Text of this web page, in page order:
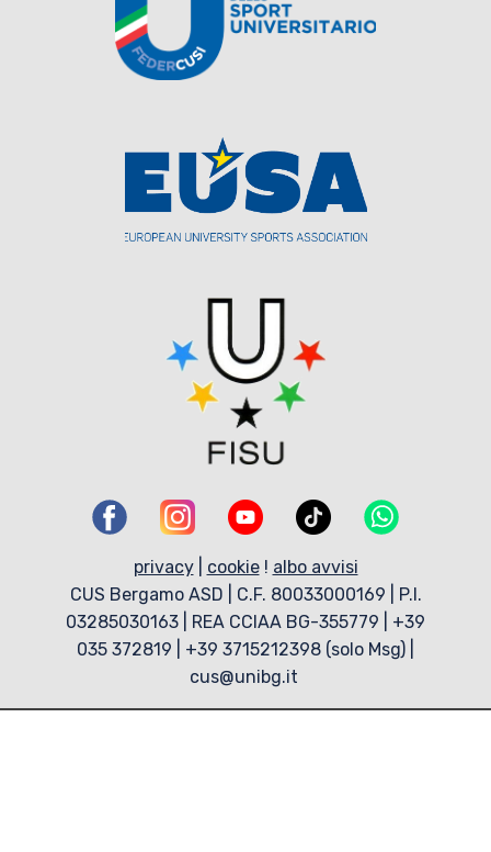
privacy| cookie! albo avvisi
CUS Bergamo ASD | C.F. 80033000169 | P.I.
03285030163 | REA CCIAA BG-355779 | +39
035 372819 | +39 3715212398 (solo Msg) |
cus@unibg.it